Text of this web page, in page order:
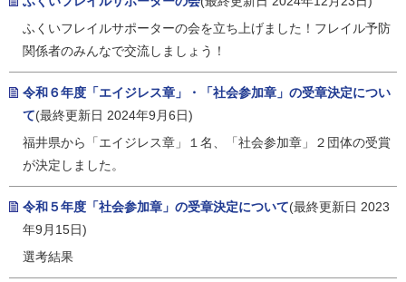
ふくいフレイルサポーターの会を立ち上げました！フレイル予防
関係者のみんなで交流しましょう！
令和６年度「エイジレス章」・「社会参加章」の受章決定につい
て(最終更新日 2024年9月6日)
福井県から「エイジレス章」１名、「社会参加章」２団体の受賞
が決定しました。
令和５年度「社会参加章」の受章決定について(最終更新日 2023
年9月15日)
選考結果